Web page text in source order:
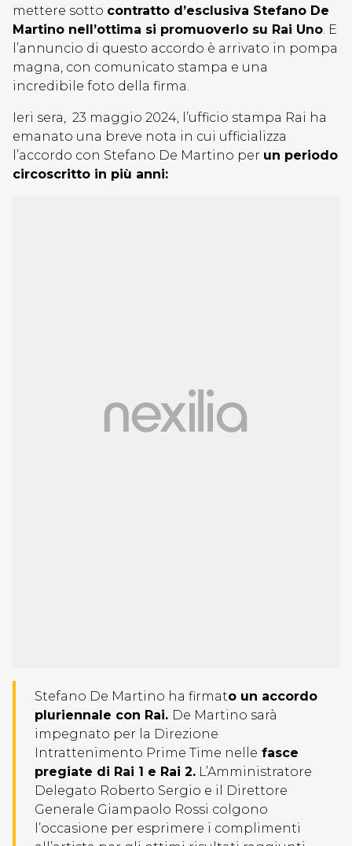
mettere sotto contratto d’esclusiva Stefano De
Martino nell’ottima si promuoverlo su Rai Uno. E
l’annuncio di questo accordo è arrivato in pompa
magna, con comunicato stampa e una
incredibile foto della firma.
Ieri sera, 23 maggio 2024, l’ufficio stampa Rai ha
emanato una breve nota in cui ufficializza
l’accordo con Stefano De Martino per un periodo
circoscritto in più anni:
Stefano De Martino ha firmato un accordo
pluriennale con Rai. De Martino sarà
impegnato per la Direzione
Intrattenimento Prime Time nelle fasce
pregiate di Rai 1 e Rai 2. L’Amministratore
Delegato Roberto Sergio e il Direttore
Generale Giampaolo Rossi colgono
l’occasione per esprimere i complimenti